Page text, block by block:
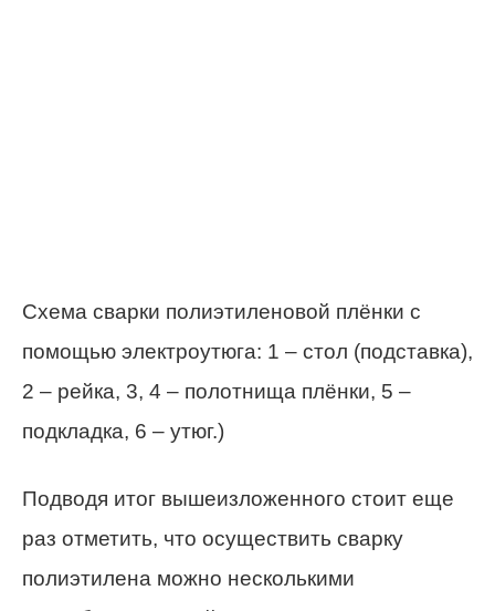
Схема сварки полиэтиленовой плёнки с
помощью электроутюга: 1 – стол (подставка),
2 – рейка, 3, 4 – полотнища плёнки, 5 –
подкладка, 6 – утюг.)
Подводя итог вышеизложенного стоит еще
раз отметить, что осуществить сварку
полиэтилена можно несколькими